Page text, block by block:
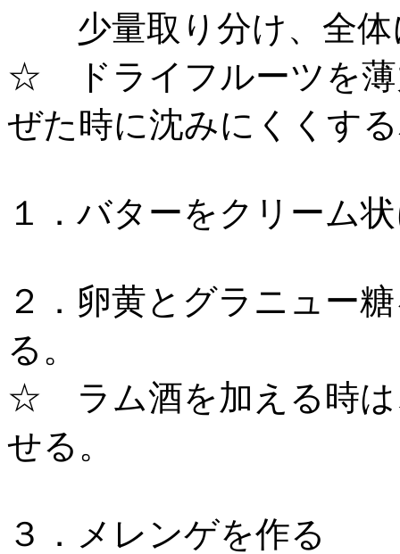
少量取り分け、全体
☆ ドライフルーツを薄
ぜた時に沈みにくくす
１．バターをクリーム
２．卵黄とグラニュー
る。
☆ ラム酒を加える時は
せる。
３．メレンゲを作る